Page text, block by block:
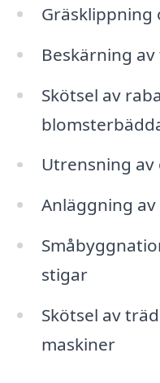
Beskärning
Skötsel av
Utrensning av
Anläggning
stigar
Skötsel av
maskiner